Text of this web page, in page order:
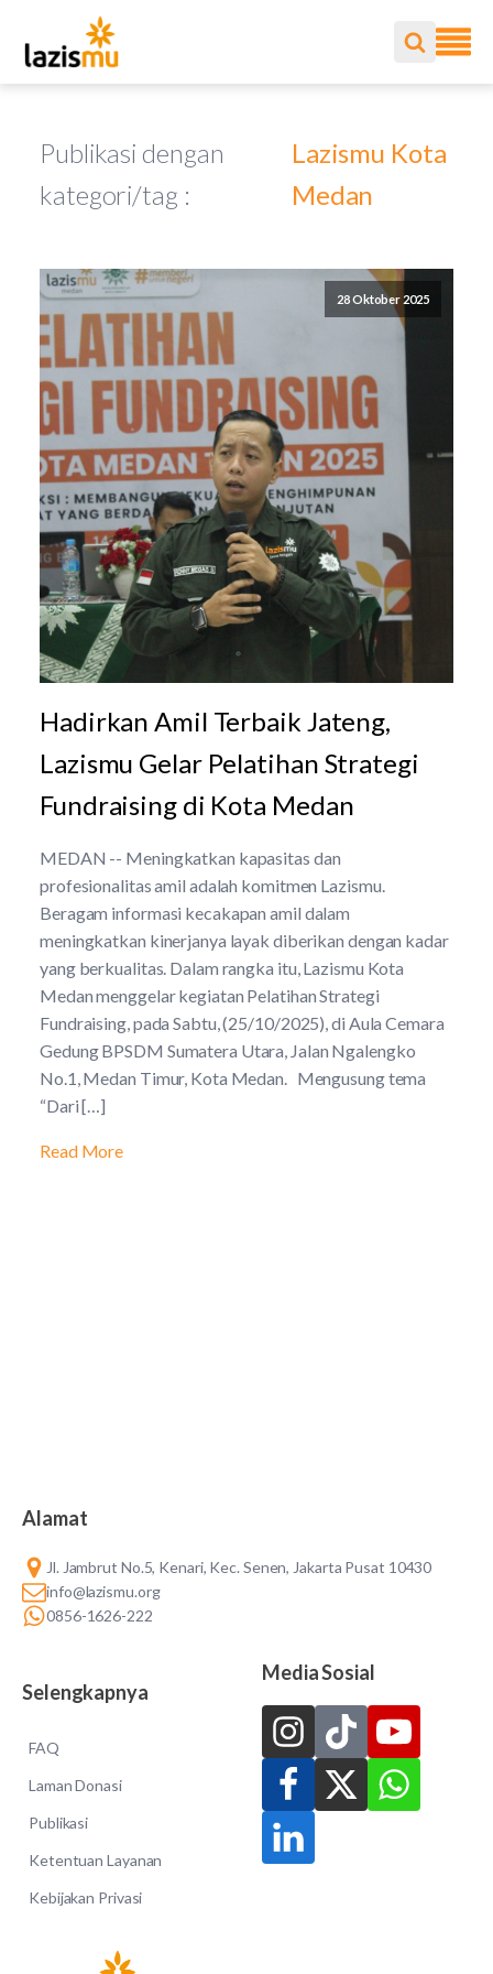
Publikasi dengan
kategori/tag :
Lazismu Kota
Medan
28 Oktober 2025
Hadirkan Amil Terbaik Jateng,
Lazismu Gelar Pelatihan Strategi
Fundraising di Kota Medan
MEDAN -- Meningkatkan kapasitas dan
profesionalitas amil adalah komitmen Lazismu.
Beragam informasi kecakapan amil dalam
meningkatkan kinerjanya layak diberikan dengan kadar
yang berkualitas. Dalam rangka itu, Lazismu Kota
Medan menggelar kegiatan Pelatihan Strategi
Fundraising, pada Sabtu, (25/10/2025), di Aula Cemara
Gedung BPSDM Sumatera Utara, Jalan Ngalengko
No.1, Medan Timur, Kota Medan. Mengusung tema
“Dari […]
Read More
Alamat
Jl. Jambrut No.5, Kenari, Kec. Senen, Jakarta Pusat 10430
info@lazismu.org
0856-1626-222
Selengkapnya
FAQ
Laman Donasi
Publikasi
Ketentuan Layanan
Kebijakan Privasi
Media Sosial